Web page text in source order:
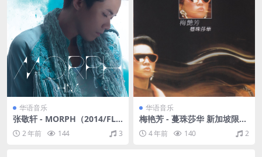
华语音乐
张敬轩 - MORPH（2014/FLA
C/分轨/259M）
2 年前 144 3
华语音乐
梅艳芳 - 蔓珠莎华 新加坡限量
复刻版 1985（WAV+CUE/整
轨/520M）
4 年前 140 2